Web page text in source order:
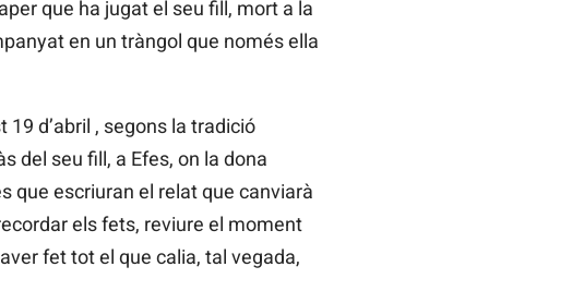
que ha jugat el seu fill, mort a la
en un tràngol que només ella
d’abril , segons la tradició
del seu fill, a Efes, on la dona
que escriuran el relat que canviarà
els fets, reviure el moment
fet tot el que calia, tal vegada,